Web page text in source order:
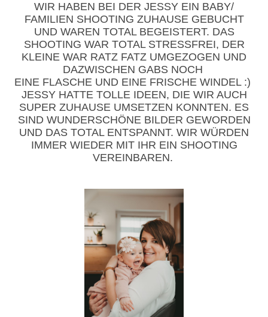
WIR HABEN BEI DER JESSY EIN BABY/
FAMILIEN SHOOTING ZUHAUSE GEBUCHT
UND WAREN TOTAL BEGEISTERT. DAS
SHOOTING WAR TOTAL STRESSFREI, DER
KLEINE WAR RATZ FATZ UMGEZOGEN UND
DAZWISCHEN GABS NOCH
EINE FLASCHE UND EINE FRISCHE WINDEL :)
JESSY HATTE TOLLE IDEEN, DIE WIR AUCH
SUPER ZUHAUSE UMSETZEN KONNTEN. ES
SIND WUNDERSCHÖNE BILDER GEWORDEN
UND DAS TOTAL ENTSPANNT. WIR WÜRDEN
IMMER WIEDER MIT IHR EIN SHOOTING
VEREINBAREN.